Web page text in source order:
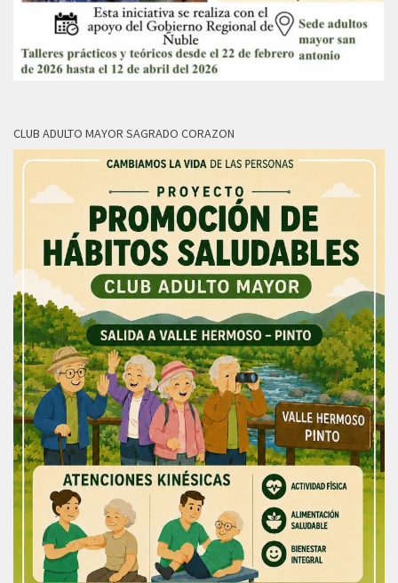
CLUB ADULTO MAYOR SAGRADO CORAZON